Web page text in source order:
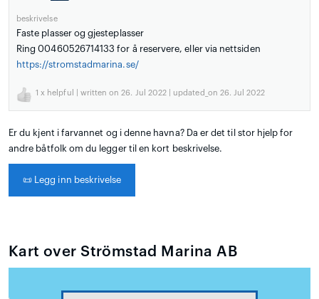
beskrivelse
Faste plasser og gjesteplasser
Ring 00460526714133 for å reservere, eller via nettsiden
https://stromstadmarina.se/
1 x helpful | written on 26. Jul 2022 | updated_on 26. Jul 2022
Er du kjent i farvannet og i denne havna? Da er det til stor hjelp for
andre båtfolk om du legger til en kort beskrivelse.
📜 Legg inn beskrivelse
Kart over Strömstad Marina AB